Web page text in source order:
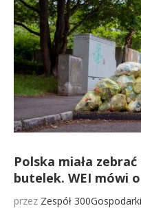
Polska miała
butelek. WEI mówi
przez Zespół 300Gospodarki